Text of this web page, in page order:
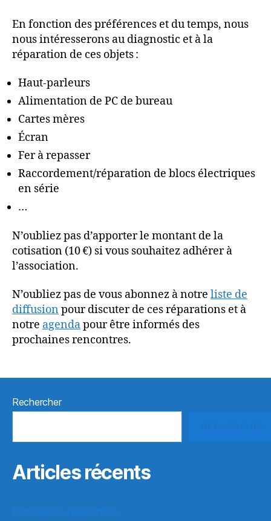
En fonction des préférences et du temps, nous
nous intéresserons au diagnostic et à la
réparation de ces objets :
Haut-parleurs
Alimentation de PC de bureau
Cartes mères
Écran
Fer à repasser
Raccordement/réparation de blocs électriques
en série
…
N’oubliez pas d’apporter le montant de la
cotisation (10 €) si vous souhaitez adhérer à
l’association.
N’oubliez pas de vous abonnez à notre liste de
diffusionpour discuter de ces réparations et à
notre agendapour être informés des
prochaines rencontres.
Rechercher
Articles récents